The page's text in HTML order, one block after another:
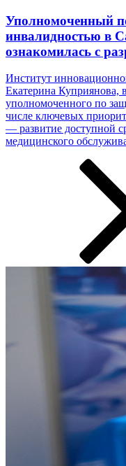
Уполномоченный
инвалидностью в
ознакомилась с
Институт
Екатерина Куприянова,
уполномоченного по
числе ключевых
— развитие доступной
медицинского